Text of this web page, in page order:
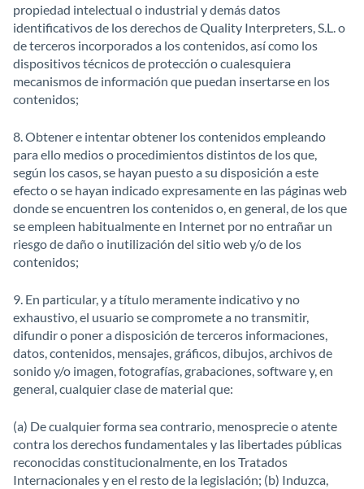
propiedad intelectual o industrial y demás datos
identificativos de los derechos de Quality Interpreters, S.L. o
de terceros incorporados a los contenidos, así como los
dispositivos técnicos de protección o cualesquiera
mecanismos de información que puedan insertarse en los
contenidos;
8. Obtener e intentar obtener los contenidos empleando
para ello medios o procedimientos distintos de los que,
según los casos, se hayan puesto a su disposición a este
efecto o se hayan indicado expresamente en las páginas web
donde se encuentren los contenidos o, en general, de los que
se empleen habitualmente en Internet por no entrañar un
riesgo de daño o inutilización del sitio web y/o de los
contenidos;
9. En particular, y a título meramente indicativo y no
exhaustivo, el usuario se compromete a no transmitir,
difundir o poner a disposición de terceros informaciones,
datos, contenidos, mensajes, gráficos, dibujos, archivos de
sonido y/o imagen, fotografías, grabaciones, software y, en
general, cualquier clase de material que:
(a) De cualquier forma sea contrario, menosprecie o atente
contra los derechos fundamentales y las libertades públicas
reconocidas constitucionalmente, en los Tratados
Internacionales y en el resto de la legislación; (b) Induzca,